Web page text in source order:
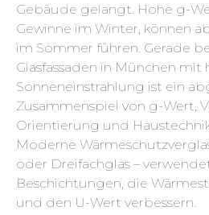
Gebäude gelangt. Hohe g-
Gewinne im Winter, können
im Sommer führen. Gerade
Glasfassaden in München mit
Sonneneinstrahlung ist ein
Zusammenspiel von g-Wert,
Orientierung und
Moderne
oder Dreifachglas –
Beschichtungen, die
und den U-Wert verbessern.